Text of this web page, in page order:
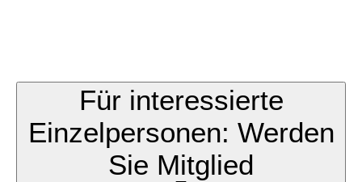
Für interessierte
Einzelpersonen: Werden
Sie Mitglied